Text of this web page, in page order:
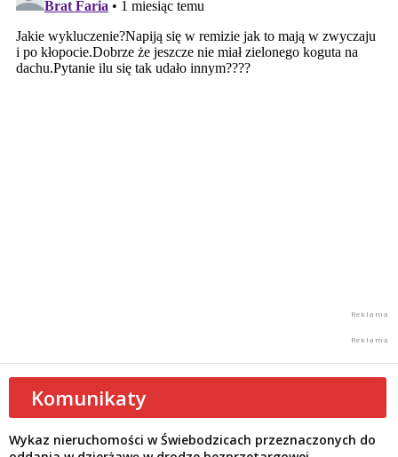
Komunikaty
Wykaz nieruchomości w Świebodzicach przeznaczonych do